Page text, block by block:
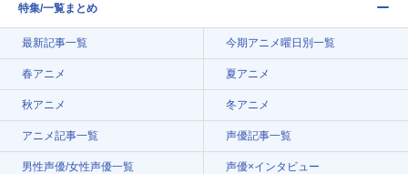
特集/一覧まとめ
最新記事一覧 今期アニメ曜日別一覧
春アニメ 夏アニメ
秋アニメ 冬アニメ
アニメ記事一覧 声優記事一覧
男性声優/女性声優一覧 声優×インタビュー